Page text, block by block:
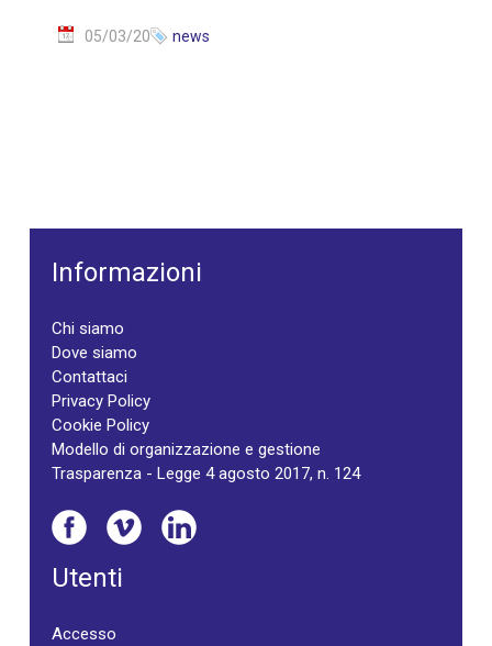
05/03/20 news
Informazioni
Chi siamo
Dove siamo
Contattaci
Privacy Policy
Cookie Policy
Modello di organizzazione e gestione
Trasparenza - Legge 4 agosto 2017, n. 124
Utenti
Accesso